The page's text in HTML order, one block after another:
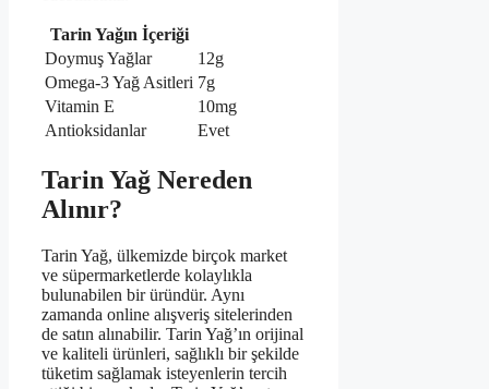
Tarin Yağın İçeriği
Doymuş Yağlar
12g
Omega-3 Yağ Asitleri 7g
Vitamin E
10mg
Antioksidanlar
Evet
Tarin Yağ Nereden
Alınır?
Tarin Yağ, ülkemizde birçok market
ve süpermarketlerde kolaylıkla
bulunabilen bir üründür. Aynı
zamanda online alışveriş sitelerinden
de satın alınabilir. Tarin Yağ’ın orijinal
ve kaliteli ürünleri, sağlıklı bir şekilde
tüketim sağlamak isteyenlerin tercih